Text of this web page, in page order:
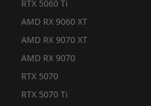
RTX 5060 Ti
AMD RX 9060 XT
AMD RX 9070 XT
AMD RX 9070
RTX 5070
RTX 5070 Ti